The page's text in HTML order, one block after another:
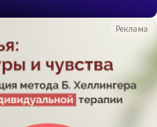
Реклама